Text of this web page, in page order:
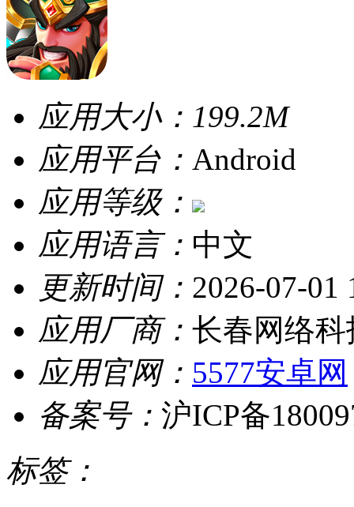
应用大小： 199.2M
应用平台： Android
应用等级：
应用语言： 中文
更新时间： 2026-07-01
应用厂商： 长春网络
应用官网： 5577安卓网
备案号： 沪ICP备
标签：